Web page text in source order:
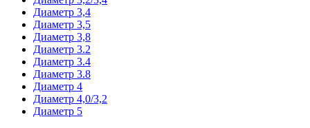
Диаметр 3,4
Диаметр 3,5
Диаметр 3,8
Диаметр 3.2
Диаметр 3.4
Диаметр 3.8
Диаметр 4
Диаметр 4,0/3,2
Диаметр 5